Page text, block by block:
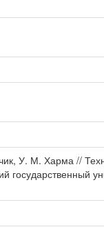
У. М. Харма //
государственный